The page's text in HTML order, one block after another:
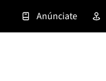
Anúnciate